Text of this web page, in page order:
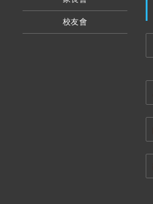
校友會